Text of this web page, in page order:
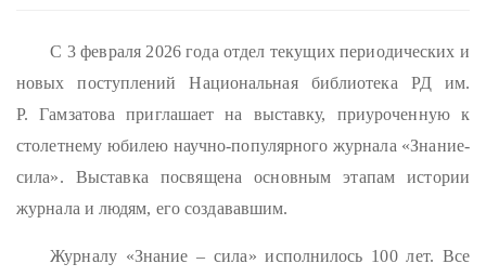
С 3 февраля 2026 года отдел текущих периодических и
новых поступлений Национальная библиотека РД им.
Р. Гамзатова приглашает на выставку, приуроченную к
столетнему юбилею научно-популярного журнала «Знание-
сила». Выставка посвящена основным этапам истории
журнала и людям, его создававшим.
Журналу «Знание – сила» исполнилось 100 лет. Все